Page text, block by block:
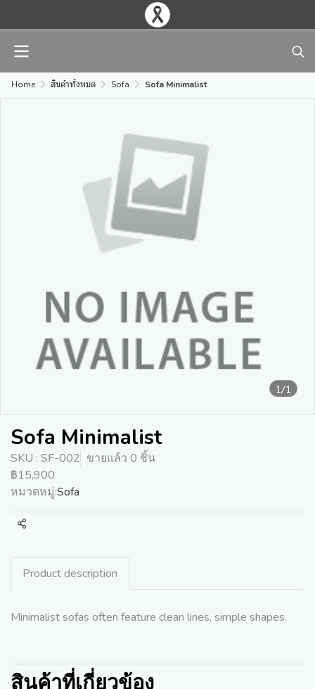
Home สินค้าทั้งหมด Sofa Sofa Minimalist
1/1
Sofa Minimalist
SKU : SF-002 ขายแล้ว 0 ชิ้น
฿15,900
หมวดหมู่:Sofa
แชร์
Product description
Minimalist sofas often feature clean lines, simple shapes.
สินค้าที่เกี่ยวข้อง